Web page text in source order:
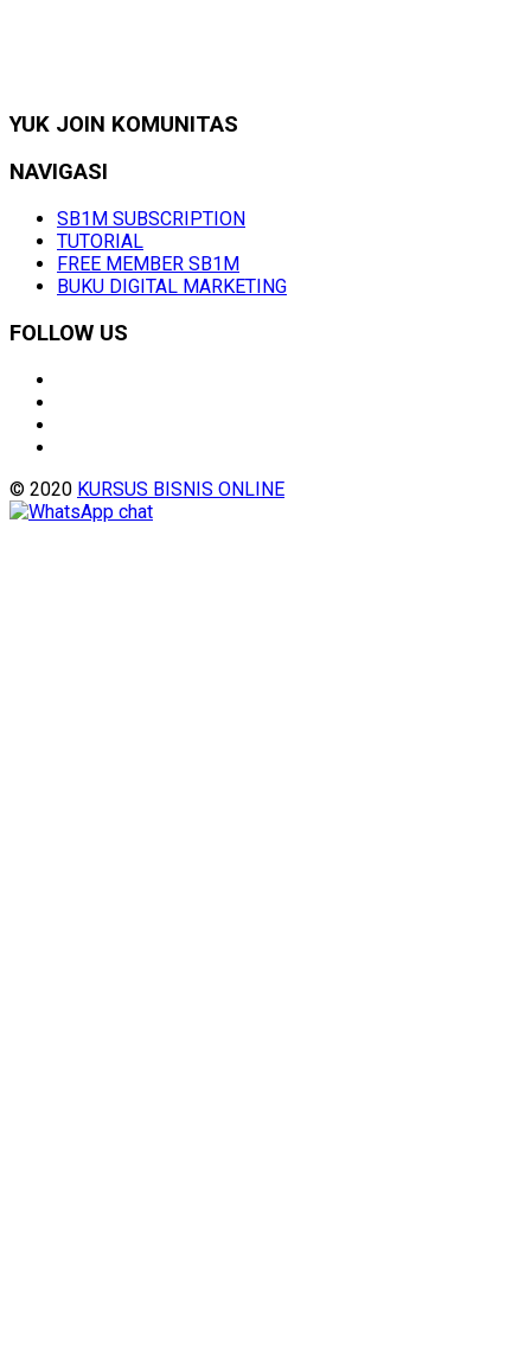
YUK JOIN KOMUNITAS
NAVIGASI
SB1M SUBSCRIPTION
TUTORIAL
FREE MEMBER SB1M
BUKU DIGITAL MARKETING
FOLLOW US
© 2020 KURSUS BISNIS ONLINE